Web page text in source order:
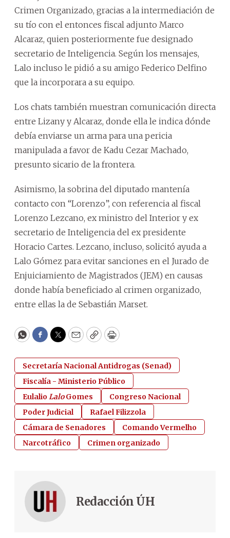
Crimen Organizado, gracias a la intermediación de
su tío con el entonces fiscal adjunto Marco
Alcaraz, quien posteriormente fue designado
secretario de Inteligencia. Según los mensajes,
Lalo incluso le pidió a su amigo Federico Delfino
que la incorporara a su equipo.
Los chats también muestran comunicación directa
entre Lizany y Alcaraz, donde ella le indica dónde
debía enviarse un arma para una pericia
manipulada a favor de Kadu Cezar Machado,
presunto sicario de la frontera.
Asimismo, la sobrina del diputado mantenía
contacto con “Lorenzo”, con referencia al fiscal
Lorenzo Lezcano, ex ministro del Interior y ex
secretario de Inteligencia del ex presidente
Horacio Cartes. Lezcano, incluso, solicitó ayuda a
Lalo Gómez para evitar sanciones en el Jurado de
Enjuiciamiento de Magistrados (JEM) en causas
donde había beneficiado al crimen organizado,
entre ellas la de Sebastián Marset.
WhatsApp
Facebook
Twitter
EmailCopyPrint
Secretaría Nacional Antidrogas (Senad)
Fiscalía - Ministerio Público
EulalioLaloGomes
Congreso Nacional
Poder Judicial
Rafael Filizzola
Cámara de Senadores
Comando Vermelho
Narcotráfico
Crimen organizado
Redacción ÚH